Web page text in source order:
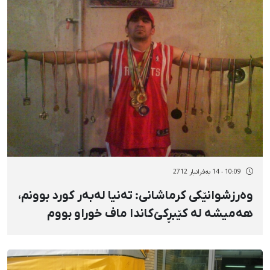
10:09 - 14 بەفرانبار 2712
وەرزشوانێکی کرماشانی: تەنیا لەبەر کورد بوونم،
هەمیشە لە کێبڕکێ‌کاندا ماف خوراو بووم